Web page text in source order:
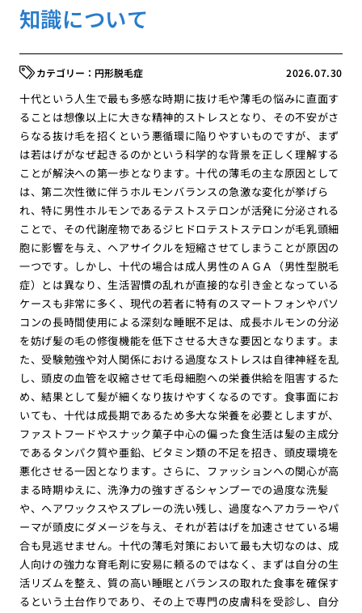
知識について
2026.07.30
円形脱毛症
十代という人生で最も多感な時期に抜け毛や薄毛の悩みに直面す
ることは想像以上に大きな精神的ストレスとなり、その不安がさ
らなる抜け毛を招くという悪循環に陥りやすいものですが、まず
は若はげがなぜ起きるのかという科学的な背景を正しく理解する
ことが解決への第一歩となります。十代の薄毛の主な原因として
は、第二次性徴に伴うホルモンバランスの急激な変化が挙げら
れ、特に男性ホルモンであるテストステロンが活発に分泌される
ことで、その代謝産物であるジヒドロテストステロンが毛乳頭細
胞に影響を与え、ヘアサイクルを短縮させてしまうことが原因の
一つです。しかし、十代の場合は成人男性のＡＧＡ（男性型脱毛
症）とは異なり、生活習慣の乱れが直接的な引き金となっている
ケースも非常に多く、現代の若者に特有のスマートフォンやパソ
コンの長時間使用による深刻な睡眠不足は、成長ホルモンの分泌
を妨げ髪の毛の修復機能を低下させる大きな要因となります。ま
た、受験勉強や対人関係における過度なストレスは自律神経を乱
し、頭皮の血管を収縮させて毛母細胞への栄養供給を阻害するた
め、結果として髪が細くなり抜けやすくなるのです。食事面にお
いても、十代は成長期であるため多大な栄養を必要としますが、
ファストフードやスナック菓子中心の偏った食生活は髪の主成分
であるタンパク質や亜鉛、ビタミン類の不足を招き、頭皮環境を
悪化させる一因となります。さらに、ファッションへの関心が高
まる時期ゆえに、洗浄力の強すぎるシャンプーでの過度な洗髪
や、ヘアワックスやスプレーの洗い残し、過度なヘアカラーやパ
ーマが頭皮にダメージを与え、それが若はげを加速させている場
合も見逃せません。十代の薄毛対策において最も大切なのは、成
人向けの強力な育毛剤に安易に頼るのではなく、まずは自分の生
活リズムを整え、質の高い睡眠とバランスの取れた食事を確保す
るという土台作りであり、その上で専門の皮膚科を受診し、自分